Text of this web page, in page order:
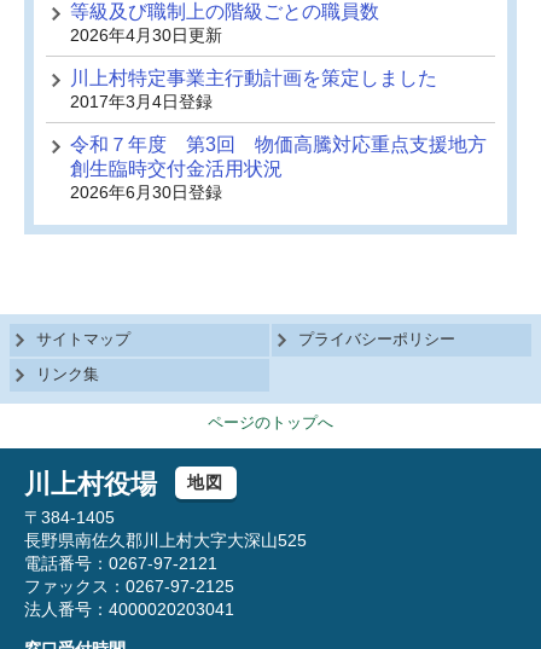
等級及び職制上の階級ごとの職員数
2026年4月30日更新
川上村特定事業主行動計画を策定しました
2017年3月4日登録
令和７年度 第3回 物価高騰対応重点支援地方
創生臨時交付金活用状況
2026年6月30日登録
サイトマップ
プライバシーポリシー
リンク集
ページのトップへ
川上村役場
地図
〒384-1405
長野県南佐久郡川上村大字大深山525
電話番号：0267-97-2121
ファックス：0267-97-2125
法人番号：4000020203041